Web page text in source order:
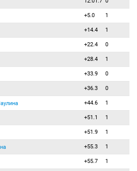
+5.0 1
+14.4 1
+22.4 0
+28.4 1
+33.9 0
+36.3 0
+44.6 1
+51.1 1
+51.9 1
+55.3 1
+55.7 1